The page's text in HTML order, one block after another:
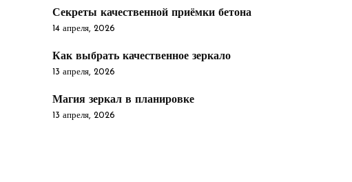
Секреты качественной приёмки бетона
14 апреля, 2026
Как выбрать качественное зеркало
13 апреля, 2026
Магия зеркал в планировке
13 апреля, 2026